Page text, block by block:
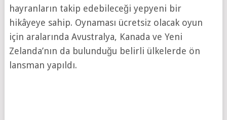
hayranların takip edebileceği yepyeni bir
hikâyeye sahip. Oynaması ücretsiz olacak oyun
için aralarında Avustralya, Kanada ve Yeni
Zelanda’nın da bulunduğu belirli ülkelerde ön
lansman yapıldı.